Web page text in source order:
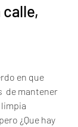
en que
de mantener
¿Que hay